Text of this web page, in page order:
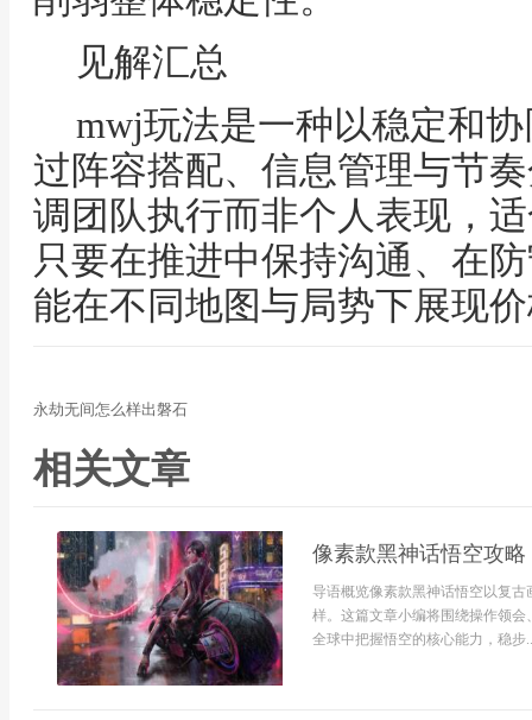
见解汇总
mwj玩法是一种以稳定和
过阵容搭配、信息管理与节
调团队执行而非个人表现，
只要在推进中保持沟通、在
能在不同地图与局势下展现
永劫无间怎么样出磐石
相关文章
像素款黑神话悟空攻略
导语概览像素款黑神话悟空以复
样。这篇文章小编将围绕操作领
全球中把握悟空的核心能力，稳步